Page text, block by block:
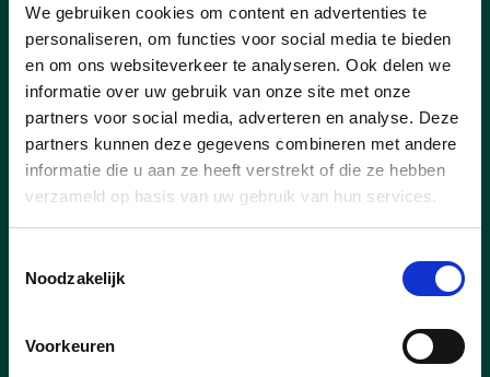
We gebruiken cookies om content en advertenties te
personaliseren, om functies voor social media te bieden
en om ons websiteverkeer te analyseren. Ook delen we
informatie over uw gebruik van onze site met onze
partners voor social media, adverteren en analyse. Deze
partners kunnen deze gegevens combineren met andere
informatie die u aan ze heeft verstrekt of die ze hebben
verzameld op basis van uw gebruik van hun services.
Noodzakelijk
Voorkeuren
Toegankelijkheid abdij voor
slechtzienden
05/09/24
lees meer